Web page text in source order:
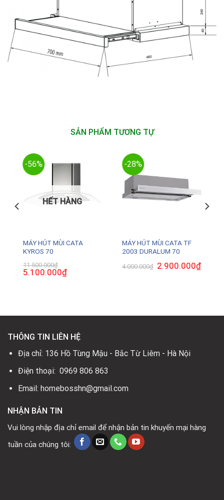
SẢN PHẨM TƯƠNG TỰ
-56%
HẾT HÀNG
MÁY HÚT MÙI CATA
KYROS 70
11.500.000₫
Giá
gốc
5.100.000₫Giá
hiện
-28%
MÁY HÚT MÙI CATA TF
2003 DURALUM 70
4.000.000₫ Giá
gốc
2.900.000₫Giá
hiện
THÔNG TIN LIÊN HỆ
Địa chỉ: 136 Hồ Tùng Mậu - Bắc Từ Liêm - Hà Nội
Điện thoại: 0969 806 863
Email: homebosshn@gmail.com
NHẬN BẢN TIN
Vui lòng nhập địa chỉ email để nhận bản tin khuyến mại hàng
tuần của chúng tôi: